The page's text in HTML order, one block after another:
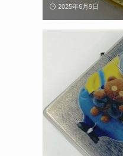
2025年6月9日